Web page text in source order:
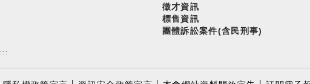
徵才資訊
標售資訊
團體訴訟案件(含民刑事)
:::